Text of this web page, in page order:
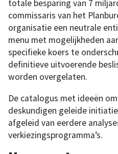
totale besparing van 7
commissaris van het
organisatie een neutrale
menu met mogelijkheden
specifieke koers te
definitieve uitvoerende
worden overgelaten.
De catalogus met ideeën
deskundigen geleide
afgeleid van eerdere
verkiezingsprogramma’s.